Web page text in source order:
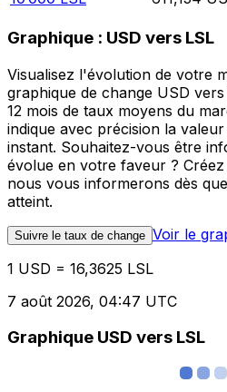
Graphique : USD vers LSL
Visualisez l'évolution de votre
graphique de change USD
12 mois de taux moyens du
indique avec précision la
instant. Souhaitez-vous être
évolue en votre faveur ?
nous vous informerons dès
atteint.
Suivre le taux de change Voir le
1 USD = 16,3625 LSL
7 août 2026, 04:47 UTC
Graphique USD vers LSL